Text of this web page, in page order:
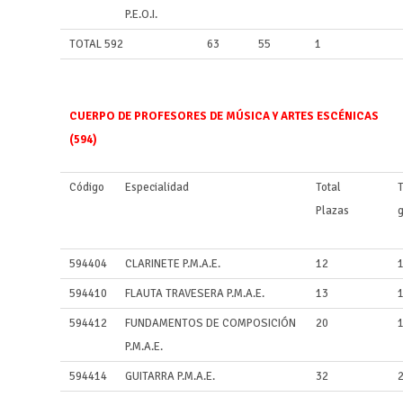
P.E.O.I.
TOTAL 592 63 55 1
CUERPO DE PROFESORES DE MÚSICA Y ARTES ESCÉNICAS
(594)
Código Especialidad
Total
Plazas
594404 CLARINETE P.M.A.E. 12
594410 FLAUTA TRAVESERA P.M.A.E. 13
594412
FUNDAMENTOS DE COMPOSICIÓN
P.M.A.E.
20
594414 GUITARRA P.M.A.E. 32